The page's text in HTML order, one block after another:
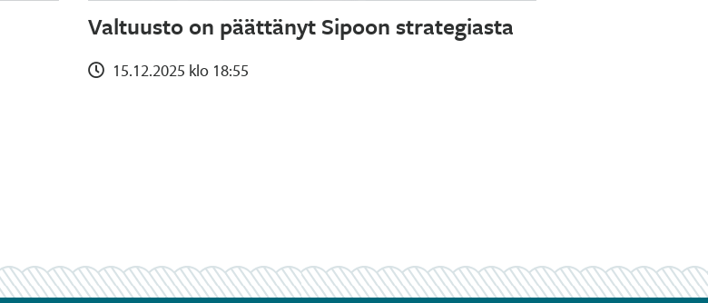
Valtuusto on päättänyt Sipoon strategiasta
15.12.2025 klo 18:55